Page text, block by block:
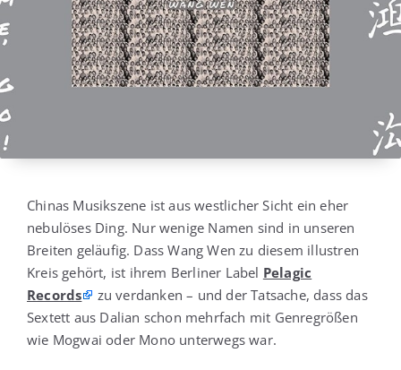
Chi­nas Musik­sze­ne ist aus west­li­cher Sicht ein eher
nebu­lö­ses Ding. Nur weni­ge Namen sind in unse­ren
Brei­ten geläu­fig. Dass Wang Wen zu die­sem illus­tren
Kreis gehört, ist ihrem Ber­li­ner Label Pela­gic
Records
zu ver­dan­ken – und der Tat­sa­che, dass das
Sex­tett aus Dali­an schon mehr­fach mit Gen­re­grö­ßen
wie Mog­wai oder Mono unter­wegs war.